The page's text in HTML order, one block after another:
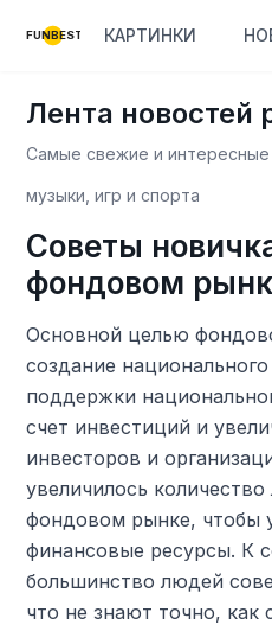
FUNBEST КАРТИНКИ
Лента новостей
Самые свежие и интересные
музыки, игр и спорта
Советы
фондовом
Основной целью
создание
поддержки
счет инвестиций и
инвесторов и
увеличилось
фондовом рынке, чтобы
финансовые ресурсы. К
большинство людей
что не знают точно, как